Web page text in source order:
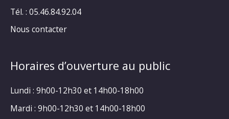
Tél. : 05.46.84.92.04
Nous contacter
Horaires d’ouverture au public
Lundi : 9h00-12h30 et 14h00-18h00
Mardi : 9h00-12h30 et 14h00-18h00